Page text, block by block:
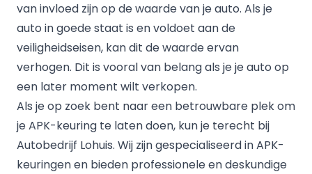
van invloed zijn op de waarde van je auto. Als je
auto in goede staat is en voldoet aan de
veiligheidseisen, kan dit de waarde ervan
verhogen. Dit is vooral van belang als je je auto op
een later moment wilt verkopen.
Als je op zoek bent naar een betrouwbare plek om
je APK-keuring te laten doen, kun je terecht bij
Autobedrijf Lohuis. Wij zijn gespecialiseerd in APK-
keuringen en bieden professionele en deskundige